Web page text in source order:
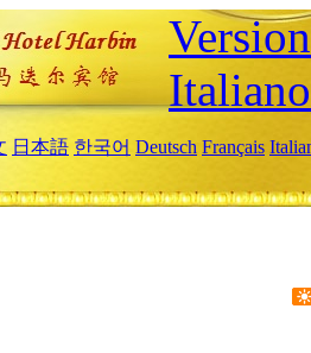
Italiano
日本語 한국어 Deutsch Français